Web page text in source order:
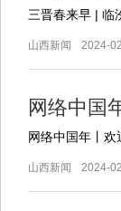
三晋春来早 | 临
山西新闻 2024-
网络中国
网络中国年丨欢
山西新闻 2024-